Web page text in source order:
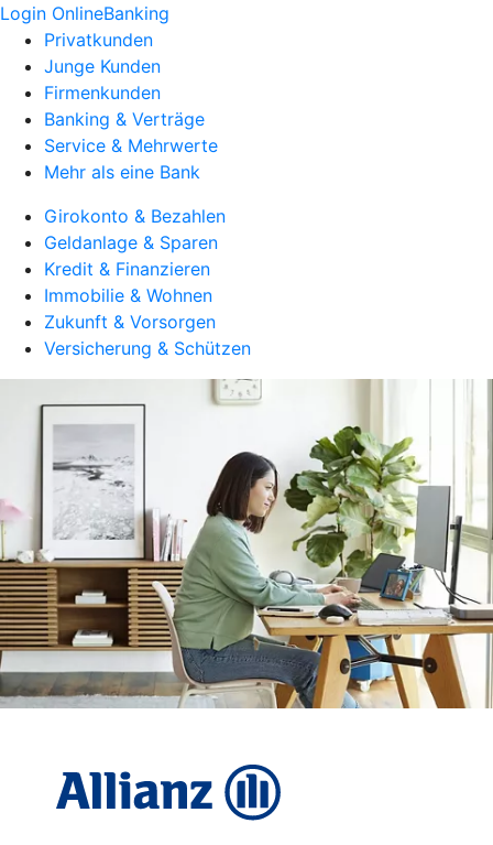
Login OnlineBanking
Privatkunden
Junge Kunden
Firmenkunden
Banking & Verträge
Service & Mehrwerte
Mehr als eine Bank
Girokonto & Bezahlen
Geldanlage & Sparen
Kredit & Finanzieren
Immobilie & Wohnen
Zukunft & Vorsorgen
Versicherung & Schützen